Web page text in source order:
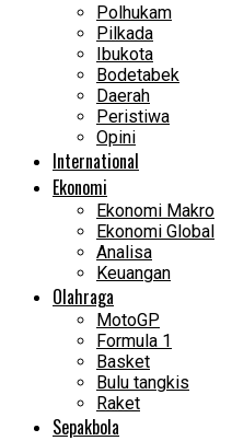
Polhukam
Pilkada
Ibukota
Bodetabek
Daerah
Peristiwa
Opini
International
Ekonomi
Ekonomi Makro
Ekonomi Global
Analisa
Keuangan
Olahraga
MotoGP
Formula 1
Basket
Bulu tangkis
Raket
Sepakbola